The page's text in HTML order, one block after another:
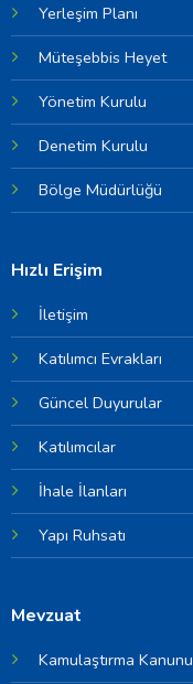
Yerleşim Planı
Müteşebbis Heyet
Yönetim Kurulu
Denetim Kurulu
Bölge Müdürlüğü
Hızlı Erişim
İletişim
Katılımcı Evrakları
Güncel Duyurular
Katılımcılar
İhale İlanları
Yapı Ruhsatı
Mevzuat
Kamulaştırma Kanunu